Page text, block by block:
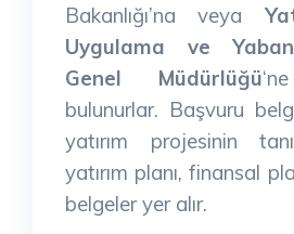
Bakanlığı’na veya
Uygulama ve
Genel Müdürlüğü
bulunurlar. Başvuru
yatırım projesinin
yatırım planı, finansal
belgeler yer alır.